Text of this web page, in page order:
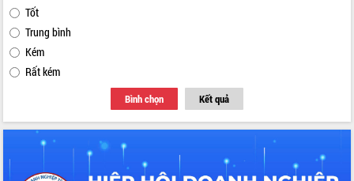
Tốt
Trung bình
Kém
Rất kém
Bình chọn Kết quả